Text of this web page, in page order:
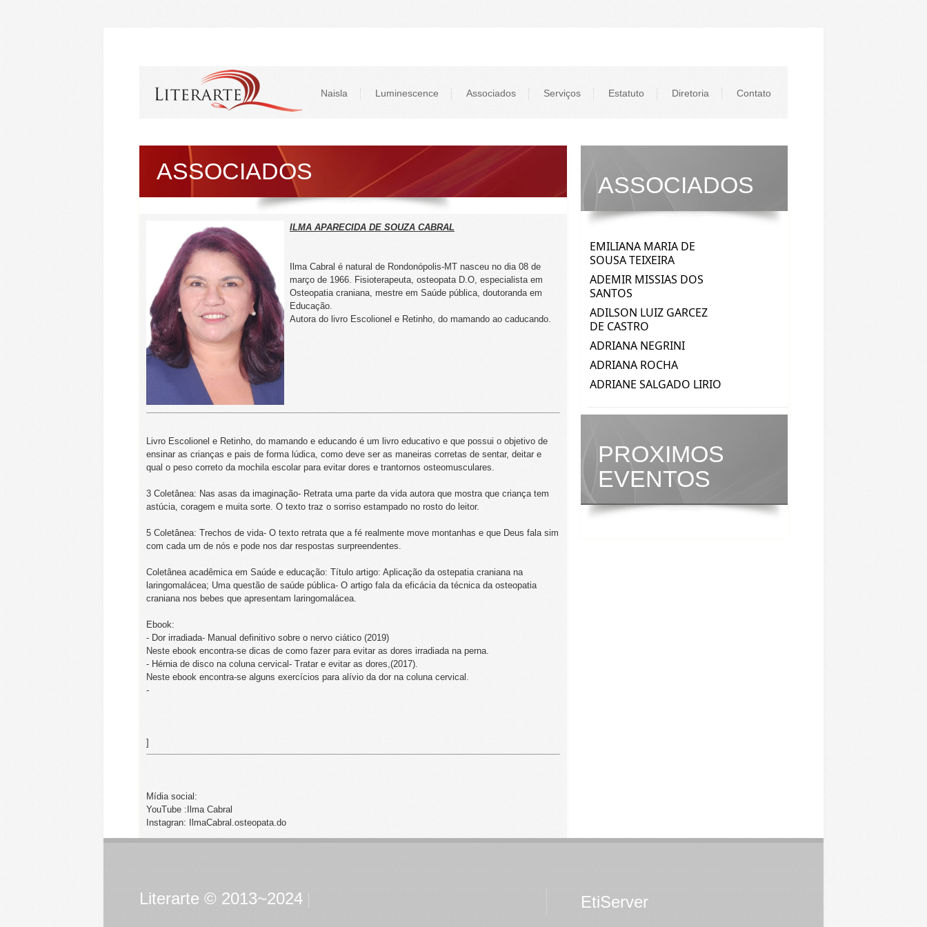
Naisla Luminescence Associados Serviços Estatuto Diretoria Contato
ASSOCIADOS
ILMA APARECIDA DE SOUZA CABRAL
Ilma Cabral é natural de Rondonópolis-MT nasceu no dia 08 de
março de 1966. Fisioterapeuta, osteopata D.O, especialista em
Osteopatia craniana, mestre em Saúde pública, doutoranda em
Educação.
Autora do livro Escolionel e Retinho, do mamando ao caducando.
Livro Escolionel e Retinho, do mamando e educando é um livro educativo e que possui o objetivo de
ensinar as crianças e pais de forma lúdica, como deve ser as maneiras corretas de sentar, deitar e
qual o peso correto da mochila escolar para evitar dores e trantornos osteomusculares.
3 Coletânea: Nas asas da imaginação- Retrata uma parte da vida autora que mostra que criança tem
astúcia, coragem e muita sorte. O texto traz o sorriso estampado no rosto do leitor.
5 Coletânea: Trechos de vida- O texto retrata que a fé realmente move montanhas e que Deus fala sim
com cada um de nós e pode nos dar respostas surpreendentes.
Coletânea acadêmica em Saúde e educação: Título artigo: Aplicação da ostepatia craniana na
laringomalácea; Uma questão de saúde pública- O artigo fala da eficácia da técnica da osteopatia
craniana nos bebes que apresentam laringomalácea.
Ebook:
- Dor irradiada- Manual definitivo sobre o nervo ciático (2019)
Neste ebook encontra-se dicas de como fazer para evitar as dores irradiada na perna.
- Hérnia de disco na coluna cervical- Tratar e evitar as dores,(2017).
Neste ebook encontra-se alguns exercícios para alívio da dor na coluna cervical.
-
]
Mídia social:
YouTube :Ilma Cabral
Instagran: IlmaCabral.osteopata.do
ASSOCIADOS
PROXIMOS
EVENTOS
Literarte © 2013~2024 EtiServer